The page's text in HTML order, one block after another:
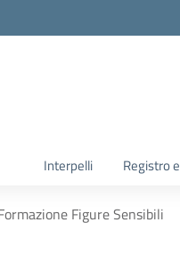
Interpelli Registro
Figure Sensibili